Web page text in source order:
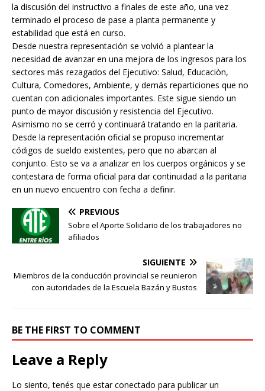
la discusión del instructivo a finales de este año, una vez
terminado el proceso de pase a planta permanente y
estabilidad que está en curso.
Desde nuestra representación se volvió a plantear la
necesidad de avanzar en una mejora de los ingresos para los
sectores más rezagados del Ejecutivo: Salud, Educaciòn,
Cultura, Comedores, Ambiente, y demás reparticiones que no
cuentan con adicionales importantes. Este sigue siendo un
punto de mayor discusión y resistencia del Ejecutivo.
Asimismo no se cerró y continuará tratando en la paritaria.
Desde la representación oficial se propuso incrementar
códigos de sueldo existentes, pero que no abarcan al
conjunto. Esto se va a analizar en los cuerpos orgánicos y se
contestara de forma oficial para dar continuidad a la paritaria
en un nuevo encuentro con fecha a definir.
PREVIOUS
Sobre el Aporte Solidario de los trabajadores no
afiliados
SIGUIENTE
Miembros de la conducción provincial se reunieron
con autoridades de la Escuela Bazán y Bustos
BE THE FIRST TO COMMENT
Leave a Reply
Lo siento, tenés que estarconectado para publicar un